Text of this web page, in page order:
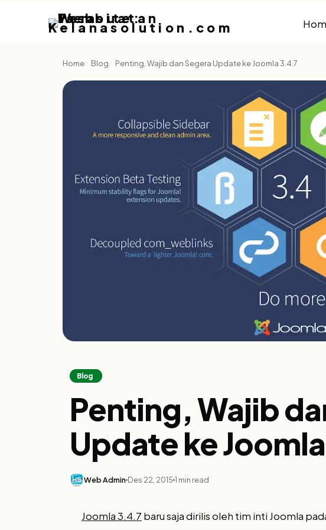
Home Blog Penting, Wajib dan Segera Update ke Joomla 3.4.7
Blog
Penting, Wajib
Update ke
Web Admin Des 22, 2015 1 min read
Joomla 3.4.7 baru saja dirilis oleh tim inti Joomla